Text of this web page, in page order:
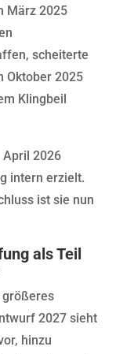
März 2025
scheiterte
Oktober 2025
Klingbeil
April 2026
intern erzielt.
ist sie nun
als Teil
größeres
2027 sieht
hinzu